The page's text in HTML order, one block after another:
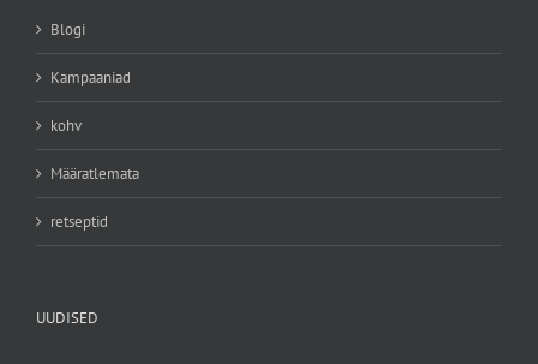
Blogi
Kampaaniad
kohv
Määratlemata
retseptid
UUDISED